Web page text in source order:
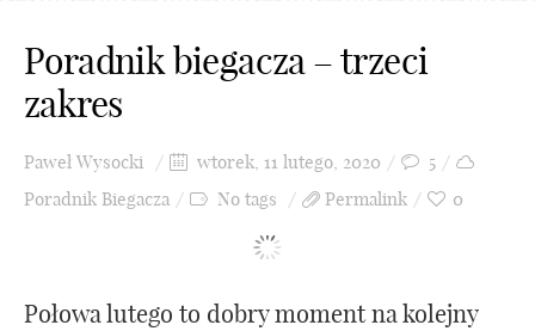
Poradnik biegacza – trzeci
zakres
Paweł Wysocki wtorek, 11 lutego, 2020
5
Poradnik Biegacza
No tags Permalink 0
Połowa lutego to dobry moment na kolejny